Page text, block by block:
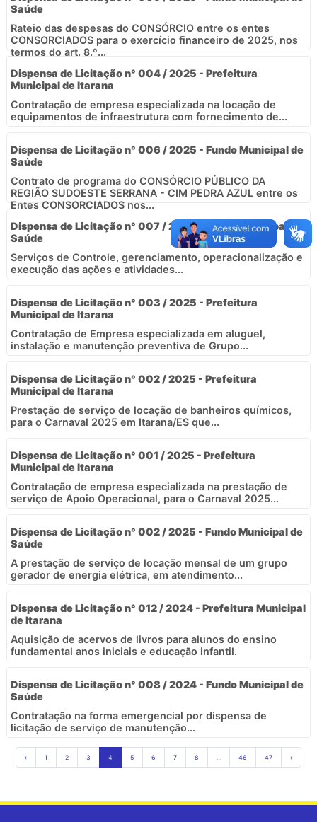
Saúde
Rateio das despesas do CONSÓRCIO entre os entes
CONSORCIADOS para o exercício financeiro de 2025, nos
termos do art. 8.º...
Dispensa de Licitação n° 004 / 2025 - Prefeitura
Municipal de Itarana
Contratação de empresa especializada na locação de
equipamentos de infraestrutura com fornecimento de...
Dispensa de Licitação n° 006 / 2025 - Fundo Municipal de
Saúde
Contrato de programa do CONSÓRCIO PÚBLICO DA
REGIÃO SUDOESTE SERRANA - CIM PEDRA AZUL entre os
Entes CONSORCIADOS nos...
Dispensa de Licitação n° 007 / 2025 - Fundo Municipal de
Saúde
Serviços de Controle, gerenciamento, operacionalização e
execução das ações e atividades...
Dispensa de Licitação n° 003 / 2025 - Prefeitura
Municipal de Itarana
Contratação de Empresa especializada em aluguel,
instalação e manutenção preventiva de Grupo...
Dispensa de Licitação n° 002 / 2025 - Prefeitura
Municipal de Itarana
Prestação de serviço de locação de banheiros químicos,
para o Carnaval 2025 em Itarana/ES que...
Dispensa de Licitação n° 001 / 2025 - Prefeitura
Municipal de Itarana
Contratação de empresa especializada na prestação de
serviço de Apoio Operacional, para o Carnaval 2025...
Dispensa de Licitação n° 002 / 2025 - Fundo Municipal de
Saúde
A prestação de serviço de locação mensal de um grupo
gerador de energia elétrica, em atendimento...
Dispensa de Licitação n° 012 / 2024 - Prefeitura Municipal
de Itarana
Aquisição de acervos de livros para alunos do ensino
fundamental anos iniciais e educação infantil.
Dispensa de Licitação n° 008 / 2024 - Fundo Municipal de
Saúde
Contratação na forma emergencial por dispensa de
licitação de serviço de manutenção...
‹ 1 2 3 4 5 6 7 8 46 47 ›